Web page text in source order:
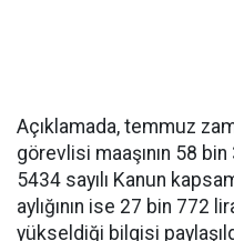
Açıklamada, temmuz
görevlisi maaşının 58
5434 sayılı Kanun
aylığının ise 27 bin 772
yükseldiği bilgisi